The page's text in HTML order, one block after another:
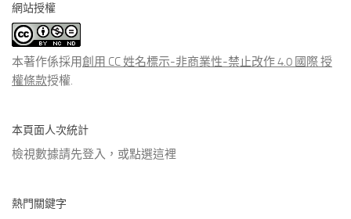
類
文
章
網站授權
本著作係採用創用 CC 姓名標示-非商業性-禁止改作 4.0 國際 授
權條款授權.
本頁面人次統計
檢視數據請先登入，或點選這裡
熱門關鍵字